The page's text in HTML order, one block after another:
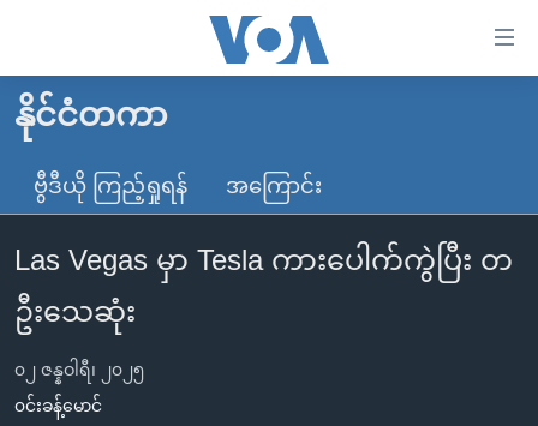
လွယ်ကူ
စေ
သည့်
များ
ပင်မ
သို့
ကျော်
မူလစာမျက်နှာ
မြန်မာ
ကမ္ဘာ့သတင်းများ
နိုင်ငံတကာ
အမေရိကန်
အစ္စရေး-ပါလက်စတိုင်း
ဗွီဒီယို
သတင်းလွတ်လပ်ခွင့်
ရပ်ဝန်းတခု လမ်းတခု အလွန်
အင်္ဂလိပ်စာလေ့လာမယ်
နိုင်ငံတကာ
ဗွီဒီယို ကြည့်ရှုရန် အကြောင်း
Las Vegas မှာ Tesla ကားပေါက်ကွဲပြီး တ
ဦးသေဆုံး
၀၂ ဇန္နဝါရီ၊ ၂၀၂၅
၀င်းခန့်မောင်